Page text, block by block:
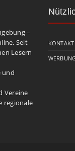
–
Seit
Lesern
und
Vereine
regionale
KONTAKT